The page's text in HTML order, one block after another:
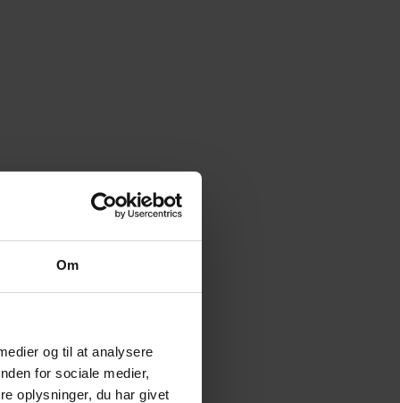
Om
og til at analysere
for sociale medier,
oplysninger, du har givet